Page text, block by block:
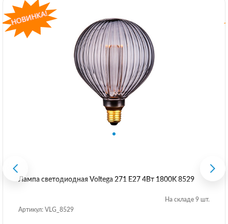
Лампа светодиодная Voltega 271 E27 4Вт 1800K 8529
На складе 9 шт.
Артикул: VLG_8529